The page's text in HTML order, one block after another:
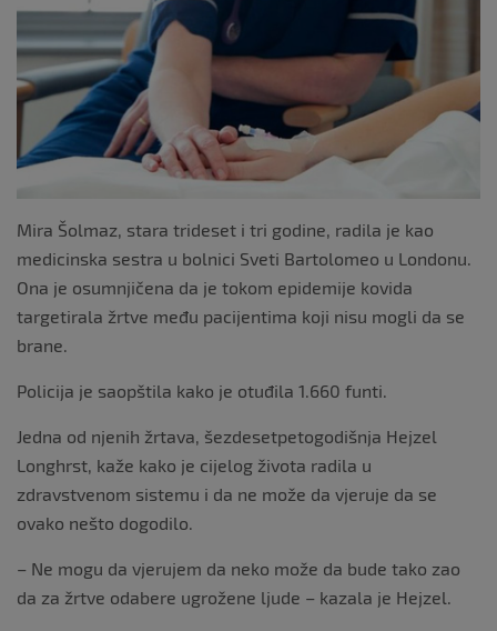
Mira Šolmaz, stara trideset i tri godine, radila je kao
medicinska sestra u bolnici Sveti Bartolomeo u Londonu.
Ona je osumnjičena da je tokom epidemije kovida
targetirala žrtve među pacijentima koji nisu mogli da se
brane.
Policija je saopštila kako je otuđila 1.660 funti.
Jedna od njenih žrtava, šezdesetpetogodišnja Hejzel
Longhrst, kaže kako je cijelog života radila u
zdravstvenom sistemu i da ne može da vjeruje da se
ovako nešto dogodilo.
– Ne mogu da vjerujem da neko može da bude tako zao
da za žrtve odabere ugrožene ljude – kazala je Hejzel.